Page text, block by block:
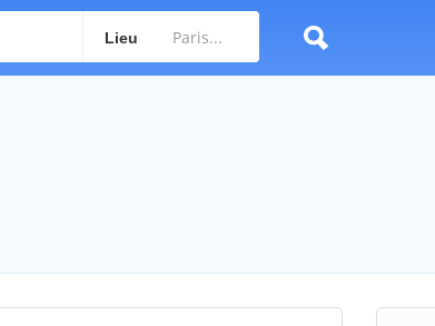
Lieu